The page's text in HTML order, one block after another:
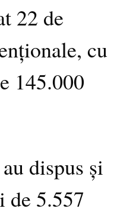
22 de
cu
145.000
dispus și
de 5.557